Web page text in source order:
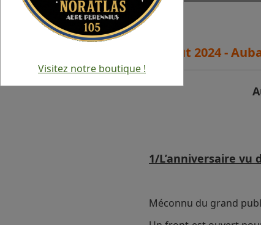
21 août 2024 -
1/L’anniversaire vu
Méconnu du grand
Visitez notre boutique !